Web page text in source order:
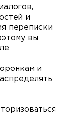
и
переписки
вы
и